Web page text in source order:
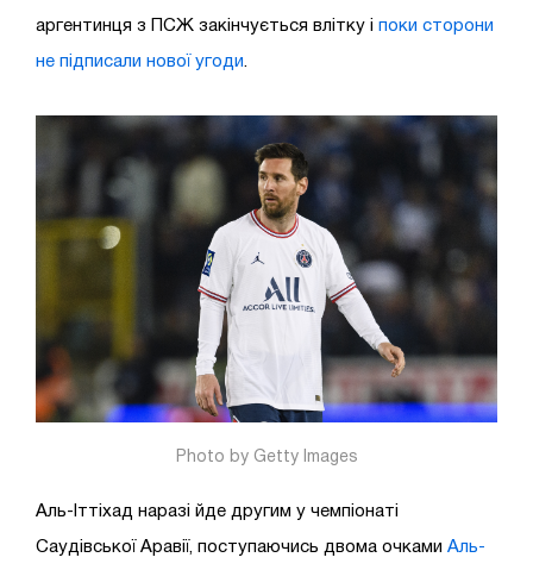
аргентинця з ПСЖ закінчується влітку і поки сторони
не підписали нової угоди
Photo by Getty Images
Аль-Іттіхад наразі йде другим у чемпіонаті
Саудівської Аравії, поступаючись двома очками Аль-